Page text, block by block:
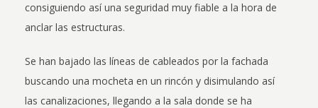
consiguiendo así una seguridad muy fiable a la hora de
anclar las estructuras.
Se han bajado las líneas de cableados por la fachada
buscando una mocheta en un rincón y disimulando así
las canalizaciones, llegando a la sala donde se ha